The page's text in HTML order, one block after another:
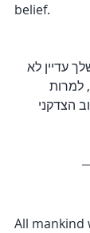
belief.
עדיין לא
למרות
הצדקני
All mankind